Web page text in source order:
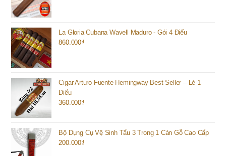
La Gloria Cubana Wavell Maduro - Gói 4 Điếu
860.000₫
Cigar Arturo Fuente Hemingway Best Seller – Lẻ 1
Điếu
360.000₫
Bộ Dụng Cụ Vệ Sinh Tẩu 3 Trong 1 Cán Gỗ Cao Cấp
200.000₫